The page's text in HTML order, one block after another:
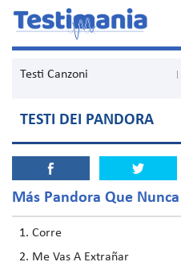
Testi Canzoni
TESTI DEI PANDORA
Más Pandora Que Nunca
Corre
Me Vas A Extrañar